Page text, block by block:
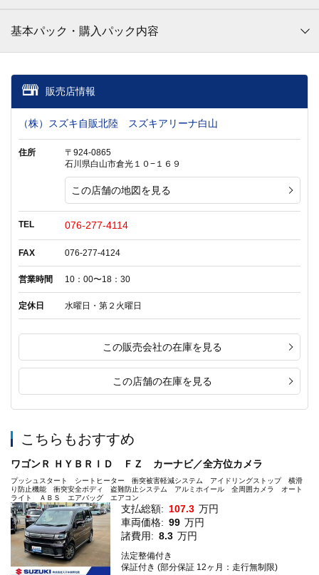
基本パック・購入パック内容
販売店情報
（株）スズキ自販北陸 スズキアリーナ白山
住所
〒924-0865
石川県白山市倉光１０−１６９
この店舗の地図を見る
TEL 076-277-4114
FAX 076-277-4124
営業時間 10：00〜18：30
定休日 水曜日・第２火曜日
この販売会社の在庫を見る
この店舗の在庫を見る
こちらもおすすめ
ワゴンＲ ＨＹＢＲＩＤ ＦＺ カーナビ／全方位カメラ
プッシュスタート シートヒーター 衝突被害軽減システム アイドリングストップ 横滑
り防止機能 衝突安全ボディ 盗難防止システム アルミホイール 全周囲カメラ オート
ライト ＡＢＳ エアバッグ エアコン
支払総額: 107.3 万円
車両価格: 99 万円
諸費用: 8.3 万円
法定整備付き
保証付き (部分保証 12ヶ月：走行無制限)